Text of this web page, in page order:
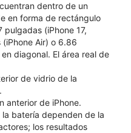
dentro de un
en forma de rectángulo
(iPhone 17,
Air) o 6.86
diagonal. El área real de
de vidrio de la
anterior de iPhone.
batería dependen de la
los resultados